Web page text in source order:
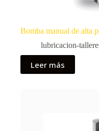
Bomba manual de alta
lubricacion-
Leer más